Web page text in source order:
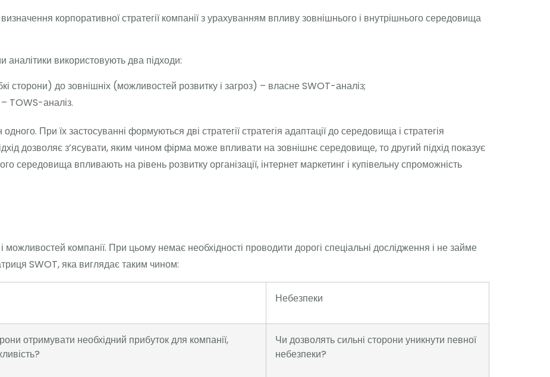
корпоративної стратегії компанії з урахуванням впливу зовнішнього і внутрішнього середовища
аналітики використовують два підходи:
сторони) до зовнішніх (можливостей розвитку і загроз) – власне SWOT-аналіз;
– TOWS-аналіз.
При їх застосуванні формуються дві стратегії стратегія адаптації до середовища і стратегія
дозволяє з’ясувати, яким чином фірма може впливати на зовнішнє середовище, то другий підхід показує
середовища впливають на рівень розвитку організації, інтернет маркетинг і купівельну спроможність
можливостей компанії. При цьому немає необхідності проводити дорогі спеціальні дослідження і не займе
SWOT, яка виглядає таким чином:
Небезпеки
отримувати необхідний прибуток для компанії,
Чи дозволять сильні сторони уникнути певної
небезпеки?